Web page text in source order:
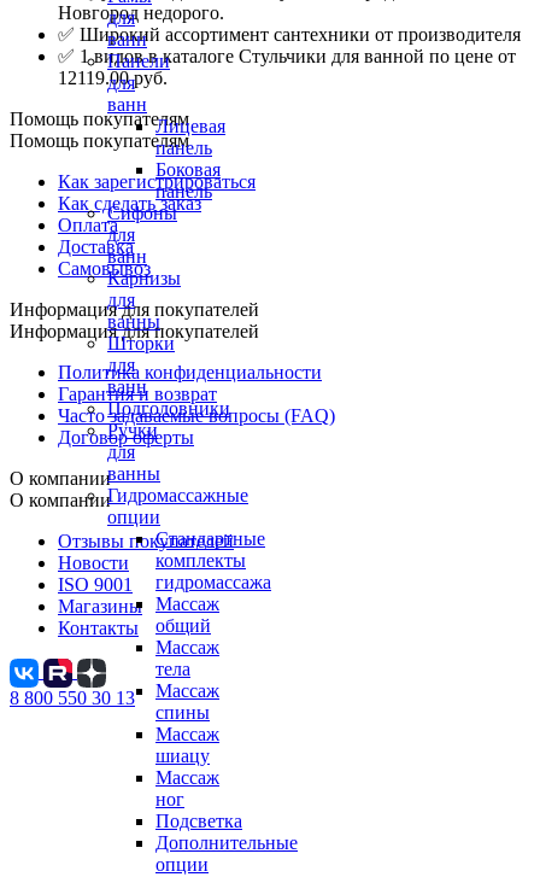
для
ванн
Панели
для
ванн
Лицевая
панель
Боковая
панель
Сифоны
для
ванн
Карнизы
для
ванны
Шторки
для
ванн
Подголовники
Ручки
для
ванны
Гидромассажные
опции
Стандартные
комплекты
гидромассажа
Массаж
общий
Массаж
тела
Массаж
спины
Массаж
шиацу
Массаж
ног
Подсветка
Дополнительные
опции
Новгород недорого.
✅ Широкий ассортимент сантехники от производителя
✅ 1 видов в каталоге Стульчики для ванной по цене от
12119.00 руб.
Помощь покупателям
Помощь покупателям
Как зарегистрироваться
Как сделать заказ
Оплата
Доставка
Самовывоз
Информация для покупателей
Информация для покупателей
Политика конфиденциальности
Гарантия и возврат
Часто задаваемые вопросы (FAQ)
Договор оферты
О компании
О компании
Отзывы покупателей
Новости
ISO 9001
Магазины
Контакты
8 800 550 30 13